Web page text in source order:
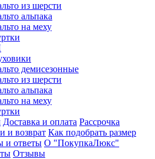
из шерсти
альпака
на меху
демисезонные
из шерсти
альпака
на меху
Доставка и оплата Рассрочка
и возврат Как подобрать размер
и ответы О "ПокупкаЛюкс"
Отзывы